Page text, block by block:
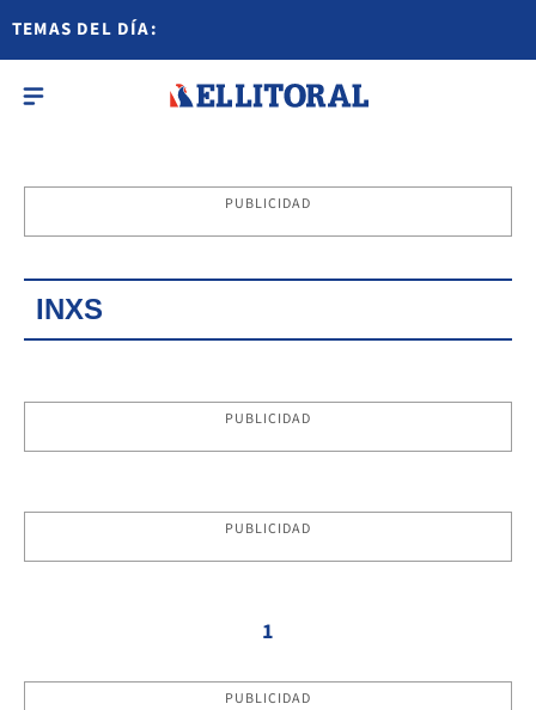
TEMAS DEL DÍA:
PUBLICIDAD
INXS
PUBLICIDAD
PUBLICIDAD
1
PUBLICIDAD